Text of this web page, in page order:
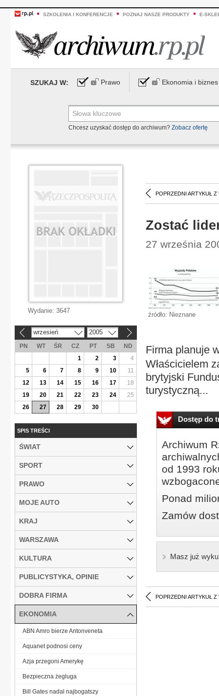
SZKOLENIA I KONFERENCJE POZNAJ NASZE PRODUKTY E-
SZUKAJ W: Prawo Ekonomia i biznes
Chcesz uzyskać dostęp do archiwum? Zobacz ofertę
POPRZEDNI ARTYKUŁ Z
Zostać
27 września
źródło: Nieznane
Firma planuje
Właścicielem
brytyjski
turystyczną...
Dostęp do
Archiwum
od 1993
Ponad
Zamów
Masz już
POPRZEDNI ARTYKUŁ Z
Wydanie: 3647
wrzesień 2005
PN WT ŚR CZ PT SB
ND
1
2 3
4
5
6 7 8 9 10
11
12
13 14 15 16 17
18
19
20 21 22 23 24
25
26
27 28 29 30
SPIS TREŚCI
ŚWIAT
SPORT
PRAWO
MOJE AUTO
KRAJ
WARSZAWA
KULTURA
PUBLICYSTYKA, OPINIE
DOBRA FIRMA
EKONOMIA
ABN Amro bierze Antonveneta
Aquanet podnosi ceny
Azja przegoni Amerykę
Bezpieczna żegluga
Bill Gates nadal najbogatszy